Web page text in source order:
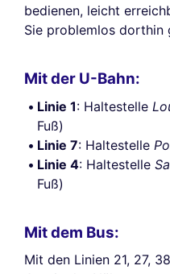
bedienen, leicht
Sie problemlos dorthin
Mit der U-Bahn:
Linie 1: Haltestelle
Fuß)
Linie 7: Haltestelle
Linie 4: Haltestelle
Fuß)
Mit dem Bus:
Mit den Linien 21, 27,